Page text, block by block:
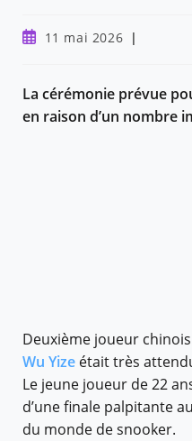
Publication
11 mai 2026
La cérémonie prévue
en raison d’un nombre
Deuxième joueur
Wu Yize était très
Le jeune joueur de 22
d’une finale palpitante
du monde de snooker.